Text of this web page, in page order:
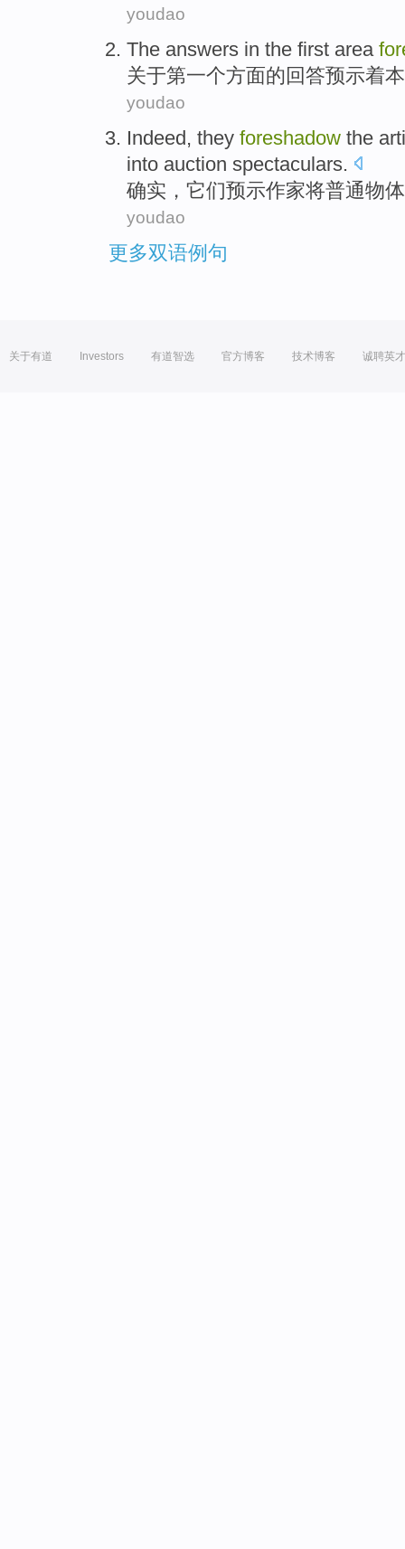
youdao
The answers in the first area
关于第一个方面的 回答预示着
youdao
Indeed, they foreshadow the
into auction spectaculars.
确实 ， 它们预示作家将普通物体
youdao
更多双语例句
关于有道 Investors 有道智选 官方博客 技术博客 诚聘英才